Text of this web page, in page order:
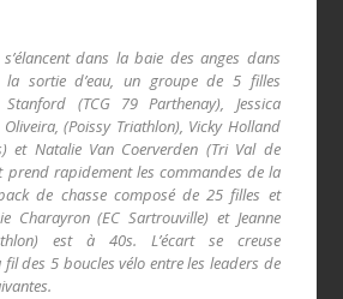
dans la baie des anges dans
la sortie d’eau, un groupe de 5 filles
(TCG 79 Parthenay), Jessica
(Poissy Triathlon), Vicky Holland
et Natalie Van Coerverden (Tri Val de
prend rapidement les commandes de la
de chasse composé de 25 filles et
Charayron (EC Sartrouville) et Jeanne
est à 40s. L’écart se creuse
des 5 boucles vélo entre les leaders de